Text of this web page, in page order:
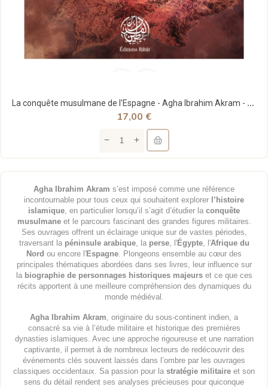
La conquête musulmane de l'Espagne - Agha Ibrahim Akram - Editions Ribât
17,00 €
Agha Ibrahim Akram s’est imposé comme une référence
incontournable pour tous ceux qui souhaitent explorer l’histoire
islamique , en particulier lorsqu’il s’agit d’étudier la conquête
musulmaneet le parcours fascinant des grandes figures militaires.
Ses ouvrages offrent un éclairage unique sur de vastes périodes,
traversant la péninsule arabique, la perse, l'Égypte, l'Afrique du
Nord ou encore l'Espagne . Plongeons ensemble au cœur des
principales thématiques abordées dans ses livres, leur influence sur
la biographie de personnages historiques majeurset ce que ces
récits apportent à une meilleure compréhension des dynamiques du
monde médiéval.
Agha Ibrahim Akram , originaire du sous-continent indien, a
consacré sa vie à l’étude militaire et historique des premières
dynasties islamiques. Avec une approche rigoureuse et une narration
captivante, il permet à de nombreux lecteurs de redécouvrir des
événements clés souvent laissés dans l’ombre par les ouvrages
classiques occidentaux. Sa passion pour la stratégie militaire et son
sens du détail rendent ses analyses précieuses pour quiconque